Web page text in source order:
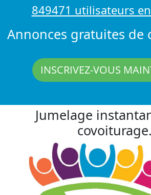
849471 utilisateurs
Annonces gratuites de
INSCRIVEZ-VOUS
Jumelage
covoiturage.